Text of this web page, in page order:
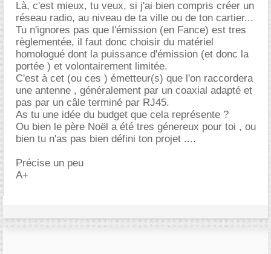
Là, c'est mieux, tu veux, si j'ai bien compris créer un
réseau radio, au niveau de ta ville ou de ton cartier...
Tu n'ignores pas que l'émission (en Fance) est tres
règlementée, il faut donc choisir du matériel
homologué dont la puissance d'émission (et donc la
portée ) et volontairement limitée.
C'est à cet (ou ces ) émetteur(s) que l'on raccordera
une antenne , généralement par un coaxial adapté et
pas par un câle terminé par RJ45.
As tu une idée du budget que cela représente ?
Ou bien le père Noël a été tres génereux pour toi , ou
bien tu n'as pas bien défini ton projet ....
Précise un peu
A+